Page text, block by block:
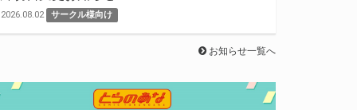
2026.08.02 サークル様向け
お知らせ一覧へ